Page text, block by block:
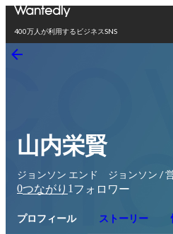
400万人が利用するビジネスSNS
山内栄賢
ジョンソン エンド ジョンソン /
0つながり 1 フォロワー
プロフィール ストーリー